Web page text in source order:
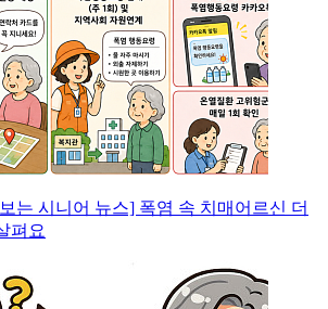
는 시니어 뉴스] 폭염 속 치매어르신 더
펴요